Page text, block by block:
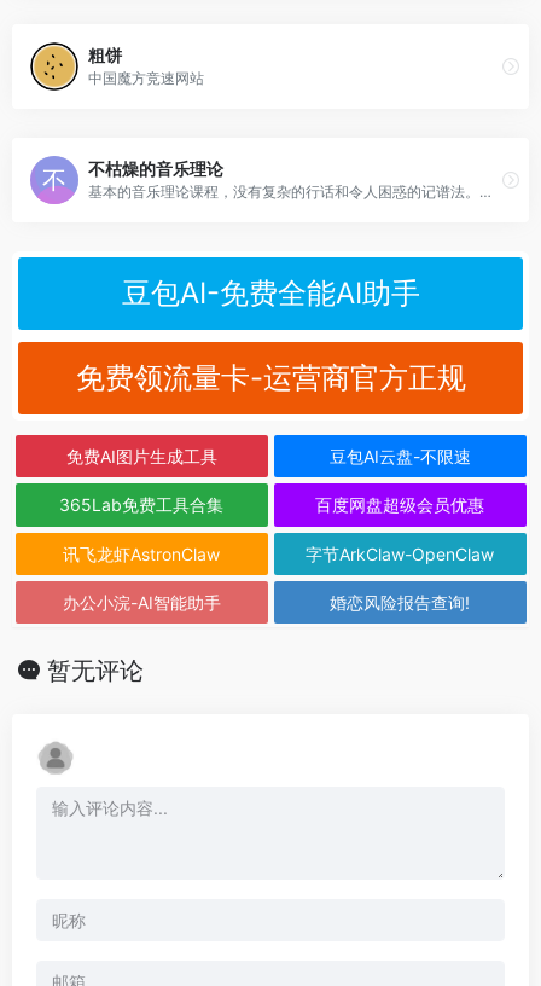
粗饼
中国魔方竞速网站
不枯燥的音乐理论
基本的音乐理论课程，没有复杂的行话和令人困惑的记谱法。通过互动迷你课程学习创作自己的音乐、和弦进行和旋律
豆包AI-免费全能AI助手
免费领流量卡-运营商官方正规
免费AI图片生成工具 豆包AI云盘-不限速
365Lab免费工具合集 百度网盘超级会员优惠
讯飞龙虾AstronClaw 字节ArkClaw-OpenClaw
办公小浣-AI智能助手 婚恋风险报告查询!
暂无评论